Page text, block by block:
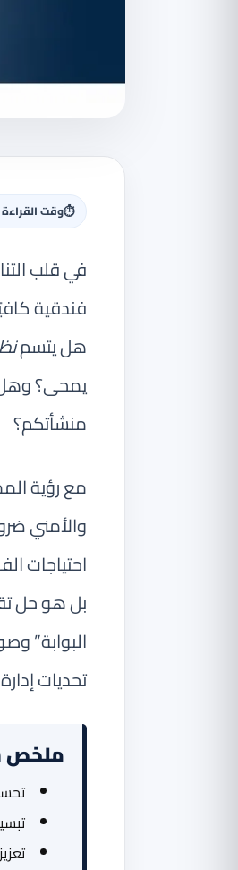
⏱وقت القراءة 8 دقائق
في قلب
فندقية
هل يتسم
يمحى؟
منشأتكم؟
والأمني
احتياجات
بل هو حل
البوابة”
تحديات
ملخص